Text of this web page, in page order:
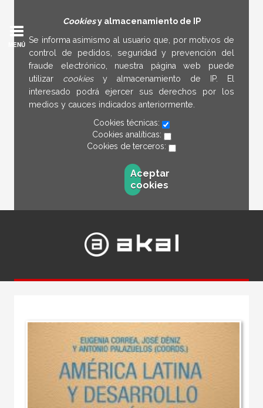
Cookiesy almacenamiento de IP
Se informa asimismo al usuario que, por motivos de
control de pedidos, seguridad y prevención del
fraude electrónico, nuestra página web puede
utilizar cookies y almacenamiento de IP. El
interesado podrá ejercer sus derechos por los
medios y cauces indicados anteriormente.
Cookies técnicas:
Cookies analíticas:
Cookies de terceros:
Aceptar
cookies
MENÚ